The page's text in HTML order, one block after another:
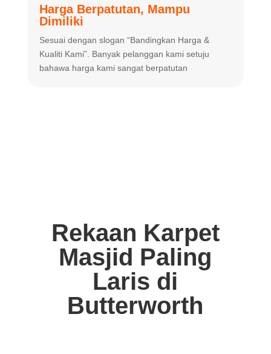
Harga Berpatutan, Mampu
Dimiliki
Sesuai dengan slogan “Bandingkan Harga &
Kualiti Kami”. Banyak pelanggan kami setuju
bahawa harga kami sangat berpatutan
Rekaan Karpet
Masjid Paling
Laris di
Butterworth